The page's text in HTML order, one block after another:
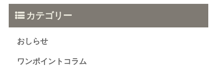
カテゴリー
おしらせ
ワンポイントコラム